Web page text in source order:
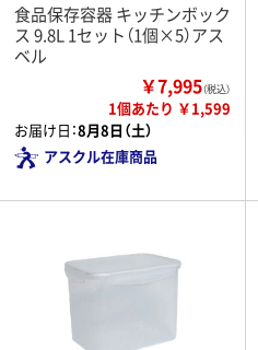
食品保存容器 キッチンボック
ス 9.8L 1セット（1個×5）アス
ベル
￥7,995（税込）
1個あたり ￥1,599
お届け日：8月8日（土）
アスクル在庫商品